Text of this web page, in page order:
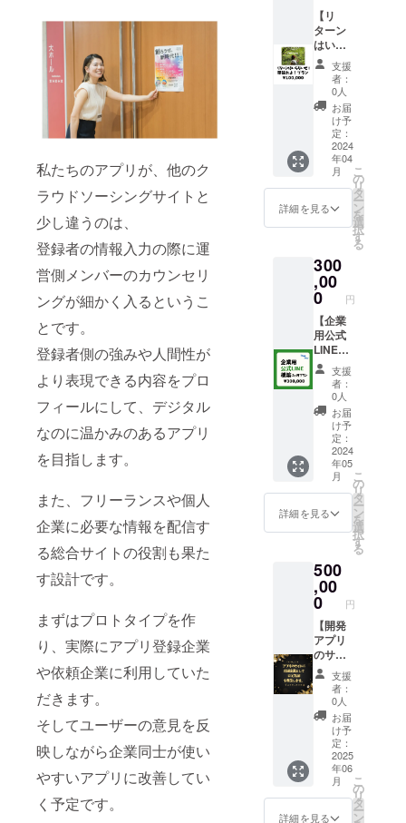
私たちのアプリが、他のク
ラウドソーシングサイトと
少し違うのは、
登録者の情報入力の際に運
営側メンバーのカウンセリ
ングが細かく入るというこ
とです。
登録者側の強みや人間性が
より表現できる内容をプロ
フィールにして、デジタル
なのに温かみのあるアプリ
を目指します。
また、フリーランスや個人
企業に必要な情報を配信す
る総合サイトの役割も果た
す設計です。
まずはプロトタイプを作
り、実際にアプリ登録企業
や依頼企業に利用していた
だきます。
そしてユーザーの意見を反
映しながら企業同士が使い
やすいアプリに改善してい
く予定です。
ん。現
地まで
は、車
または
バスで
いらし
てくだ
さい。
やアク
セスに
関して
の詳細
をEmail
よりお
送りい
たしま
す。。※
当日、
交通費
の負担
はござ
いませ
または
バスで
いらし
てくだ
さ
い。）
ラハ
ビーチ
・内
容 企
業交流
ビーチ
パー
ティ
（飲み
食べ放
題） ・
参加方
法 決
定後
Emailよ
り詳細
りいた
しま
す。
※
当日、
交通費
の負担
はござ
いませ
ん。現
地まで
は、車
または
バスで
いらし
てくだ
さい。
【リ
ターン
はいら
ない
ぜ！頑
張れ
よ！プ
ラン 】
運営か
ら手書
きのお
手紙を
お送り
いたし
ます。
支援
者：
0人
お届
け予
定：
2024
年04
月
詳細を見る
こ
の
リ
タ
ー
ン
を
選
択
す
る
300
,00
0 円
【企業
用公式
LINE構
築（3か
月プラ
ン）】
・期
間
2024年
5月～
2025年
３月の
間（1社
3か月間
の構築
サポー
場所
Zoomも
しくは
沖縄県
嘉手納
町で打
ち合わ
せ ・内
容 カ
ウンセ
リン
グ、会
社の公
式LINE
の構
築、、
集客同
線の確
支援
者：
0人
お届
け予
定：
2024
年05
月
詳細を見る
こ
の
リ
タ
ー
ン
を
選
択
す
る
500
,00
0 円
【開発
アプリ
のサイ
トの
ホーム
画面に
応援企
業とし
てロゴ/
名前を
表示し
ます】
支援
者：
0人
お届
け予
定：
2025
年06
月
詳細を見る
こ
の
リ
タ
ー
ン